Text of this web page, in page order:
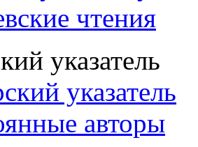
чтения
указатель
указатель
авторы